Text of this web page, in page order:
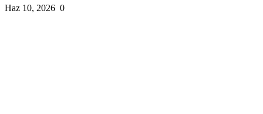
Haz 10, 2026 0